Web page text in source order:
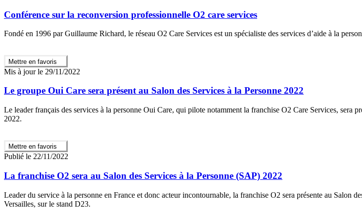
Conférence sur la reconversion professionnelle O2 care services
Fondé en 1996 par Guillaume Richard, le réseau O2 Care Services est un spécialiste des services d’aide à la
Mettre en favoris
Mis à jour le 29/11/2022
Le groupe Oui Care sera présent au Salon des Services à la Personne 2022
Le leader français des services à la personne Oui Care, qui pilote notamment la franchise O2 Care Services, sera
2022.
Mettre en favoris
Publié le 22/11/2022
La franchise O2 sera au Salon des Services à la Personne (SAP) 2022
Leader du service à la personne en France et donc acteur incontournable, la franchise O2 sera présente au Salon
Versailles, sur le stand D23.